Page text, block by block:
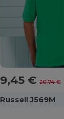
9,45 € 20,74 €
Russell J569M